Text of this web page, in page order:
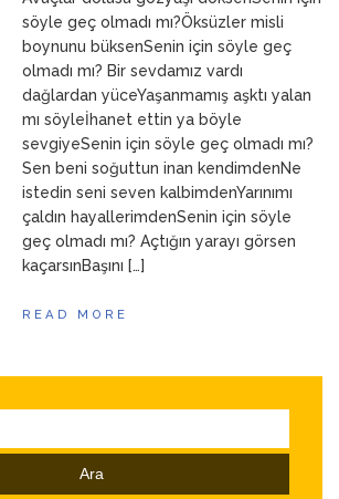
ANNEMsöyle geç olmadı mı?Öksüzler misli
boynunu büksenSenin için söyle geç
olmadı mı? Bir sevdamız vardı
dağlardan yüceYaşanmamış aşktı yalan
mı söyleİhanet ettin ya böyle
sevgiyeSenin için söyle geç olmadı mı?
Sen beni soğuttun inan kendimdenNe
istedin seni seven kalbimdenYarınımı
çaldın hayallerimdenSenin için söyle
geç olmadı mı? Açtığın yarayı görsen
kaçarsınBaşını […]
READ MORE